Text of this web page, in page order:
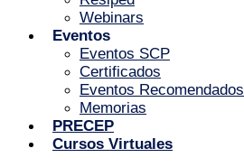
Webinars
Eventos
Eventos SCP
Certificados
Eventos Recomendados
Memorias
PRECEP
Cursos Virtuales